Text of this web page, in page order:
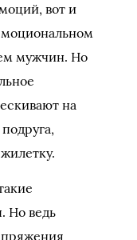
вот и
мужчин. Но
на
Но ведь